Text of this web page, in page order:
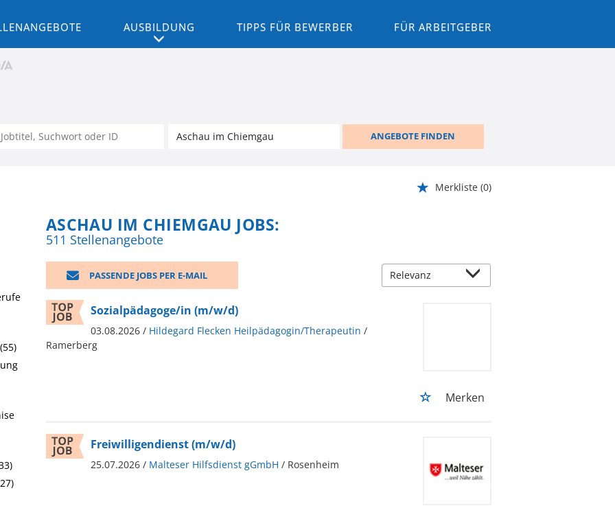
AUSBILDUNG TIPPS FÜR BEWERBER FÜR ARBEITGEBER
ANGEBOTE FINDEN
Merkliste (0)
ASCHAU IM CHIEMGAU JOBS:
511 Stellenangebote
PASSENDE JOBS PER E-MAIL
Sozialpädagoge/in (m/w/d)
03.08.2026 / Hildegard Flecken Heilpädagogin/Therapeutin /
Ramerberg
Merken
Freiwilligendienst (m/w/d)
25.07.2026 / Malteser Hilfsdienst gGmbH / Rosenheim